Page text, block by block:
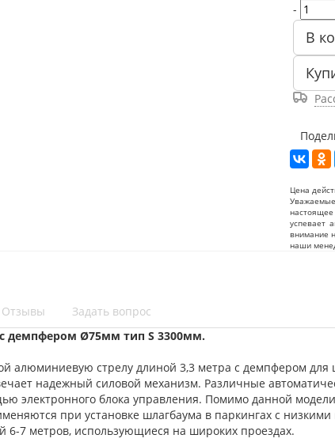
-
В
Цена
успевает
внимание
наши
Отзывы
Задать вопрос
с демпфером Ø75мм тип S 3300мм.
алюминиевую стрелу длиной 3,3 метра с демпфером
надежный силовой механизм. Различные
электронного блока управления. Помимо данной
при установке шлагбаума в паркингах с низкими
6-7 метров, использующиеся на широких проездах.